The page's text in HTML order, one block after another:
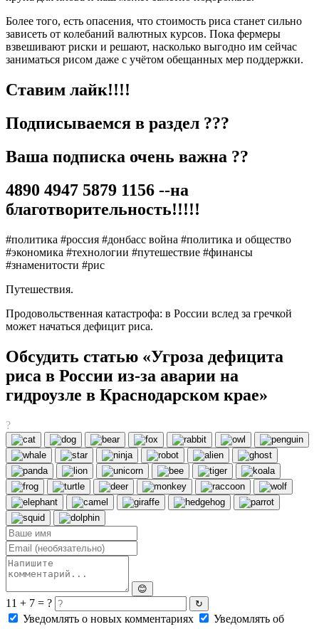
Более того, есть опасения, что стоимость риса станет сильно
зависеть от колебаний валютных курсов. Пока фермеры
взвешивают риски и решают, насколько выгодно им сейчас
заниматься рисом даже с учётом обещанных мер поддержки.
Ставим лайк!!!!
Подписываемся в раздел ???
Ваша подписка очень важна ??
4890 4947 5879 1156 --на
благотворительность!!!!!
#политика #россия #донбасс война #политика и общество
#экономика #технологии #путешествие #финансы
#знаменитости #рис
Путешествия.
Продовольственная катастрофа: в России вслед за гречкой
может начаться дефицит риса.
Обсудить статью «Угроза дефицита
риса в России из-за аварии на
гидроузле в Краснодарском крае»
?
😊
11 + 7 = ? ↻
Уведомлять о новых комментариях
Уведомлять об